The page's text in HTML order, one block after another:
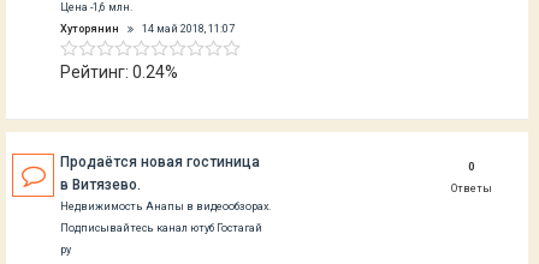
Цена -1,6 млн.
Хуторянин
14 май 2018, 11:07
Рейтинг: 0.24%
Продаётся новая гостиница
в Витязево.
Недвижимость Анапы в видеообзорах.
Подписывайтесь канал ютуб Гостагай
ру
0
Ответы